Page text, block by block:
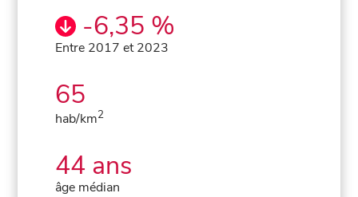
-6,35 %
Entre 2017 et 2023
65
hab/km2
44 ans
âge médian